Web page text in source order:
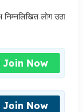
लोग उठा
Join Now
Join Now